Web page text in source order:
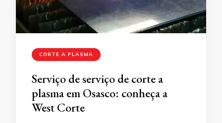
CORTE A PLASMA
Serviço de serviço de corte a
plasma em Osasco: conheça a
West Corte